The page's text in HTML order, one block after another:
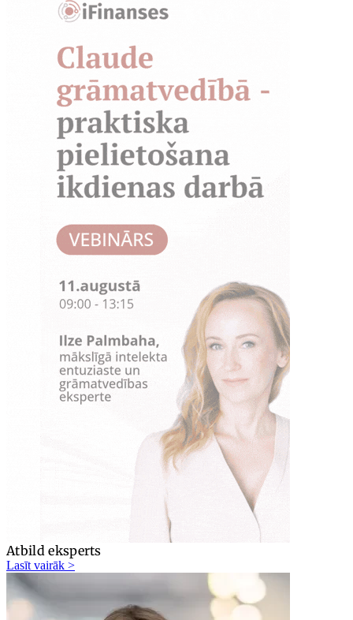
Atbild eksperts
Lasīt vairāk >